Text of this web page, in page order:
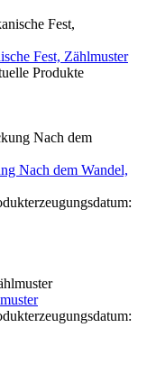
Fest, Zählmuster
Produkte
Nach dem Wandel,